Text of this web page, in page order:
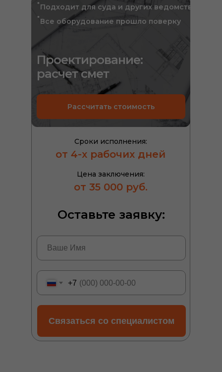
Проектирование:
расчет смет
Сроки исполнения:
от 4-х рабочих дней
Цена заключения:
от 35 000 руб.
* Все оборудование прошло поверку
* Подходит для суда и других ведомств
+7
Связаться со специалистом
Рассчитать стоимость
Оставьте заявку: